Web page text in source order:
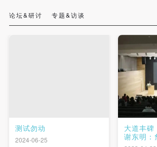
论坛&研讨 专题&访谈
测试勿动
2024-06-25
大道丰碑
谢东明：